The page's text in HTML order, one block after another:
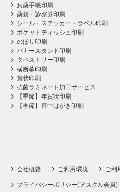
お薬手帳印刷
薬袋・診察券印刷
シール・ステッカー・ラベル印刷
ポケットティッシュ印刷
のぼり印刷
バナースタンド印刷
タペストリー印刷
横断幕印刷
賞状印刷
抗菌ラミネート加工サービス
【季節】年賀状印刷
【季節】喪中はがき印刷
会社概要 ご利用環境 ご利
プライバシーポリシー(アスクル会員)